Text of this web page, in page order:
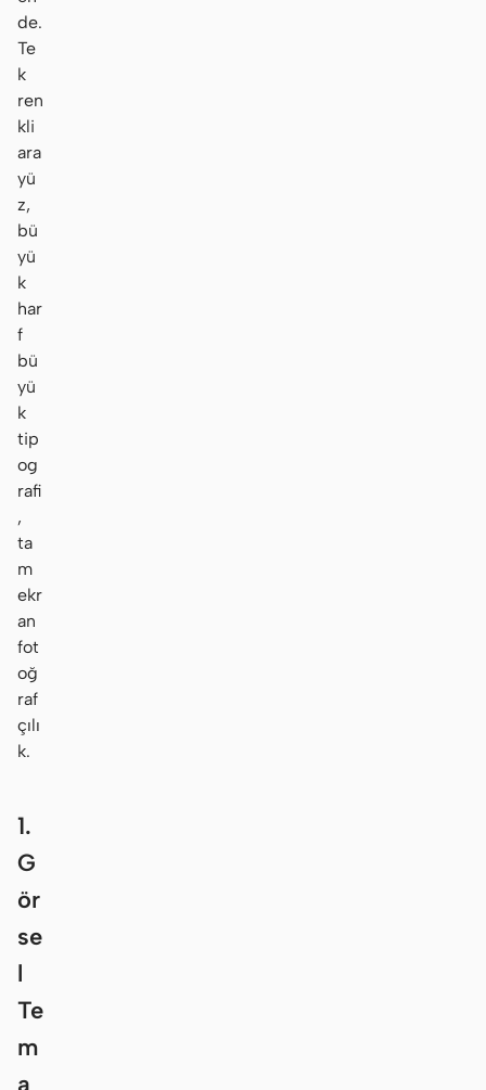
de.
Te
k
ren
kli
ara
yü
z,
bü
yü
k
har
f
bü
yü
k
tip
og
rafi
,
ta
m
ekr
an
fot
oğ
raf
çılı
k.
1.
G
ör
se
l
Te
m
a